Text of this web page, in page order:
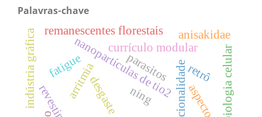
Palavras-chave
nanopartículas de tio2
ning
desgaste
retrô
currículo modular
arritmia
indústria gráfica remanescentes florestais anisakidae
parasitos biologia celular
fatigue